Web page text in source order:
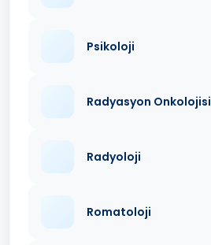
Psikoloji
Radyasyon Onkolojisi
Radyoloji
Romatoloji